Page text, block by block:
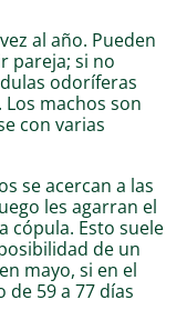
al año. Pueden
pareja; si no
odoríferas
machos son
con varias
se acercan a las
les agarran el
cópula. Esto suele
de un
mayo, si en el
59 a 77 días